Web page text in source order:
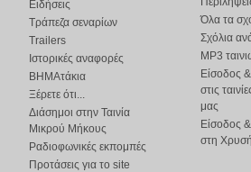
Ειδήσεις
Τράπεζα σεναρίων
Trailers
Ιστορικές αναφορές
ΒΗΜΑτάκια
Ξέρετε ότι...
Διάσημοι στην Ταινία
Μικρού Μήκους
Ραδιοφωνικές εκπομπές
Προτάσεις για το site
Όλα τα
Σχόλια
MP3
Είσοδος
στις
μας
Είσοδος
στη